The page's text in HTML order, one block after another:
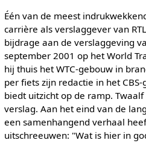
Één van de meest
carrière als verslaggever van
bijdrage aan de verslaggeving
september 2001 op het World
hij thuis het WTC-gebouw in
per fiets zijn redactie in het
biedt uitzicht op de ramp.
verslag. Aan het eind van de
een samenhangend verhaal
uitschreeuwen: "Wat is hier in